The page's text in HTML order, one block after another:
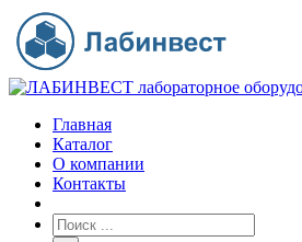
Главная
Каталог
О компании
Контакты